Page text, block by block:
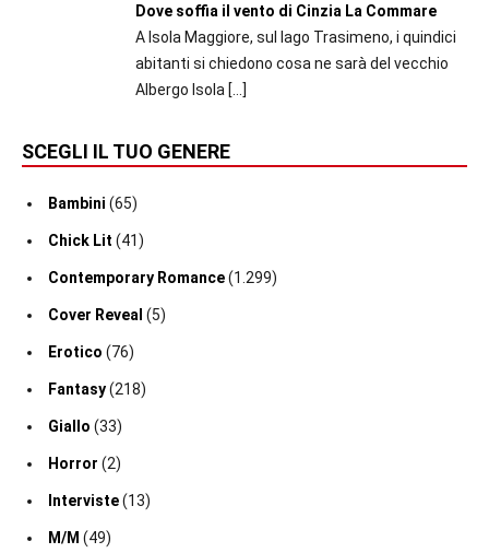
Dove soffia il vento di Cinzia La Commare
A Isola Maggiore, sul lago Trasimeno, i quindici
abitanti si chiedono cosa ne sarà del vecchio
Albergo Isola […]
SCEGLI IL TUO GENERE
Bambini (65)
Chick Lit (41)
Contemporary Romance(1.299)
Cover Reveal (5)
Erotico (76)
Fantasy(218)
Giallo (33)
Horror (2)
Interviste(13)
M/M (49)